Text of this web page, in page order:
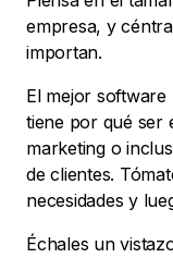
empresa, y
importan.
El mejor software
tiene por qué ser
marketing o
de clientes.
necesidades y
Échales un